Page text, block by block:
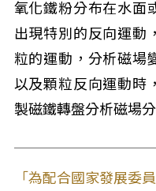
氧化鐵粉分布在水面
出現特別的反向運動
粒的運動，分析磁場
以及顆粒反向運動時
製磁鐵轉盤分析磁場
「為配合國家發展委